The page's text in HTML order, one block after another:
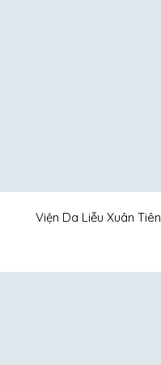
Viện Da Liễu Xuân Tiên